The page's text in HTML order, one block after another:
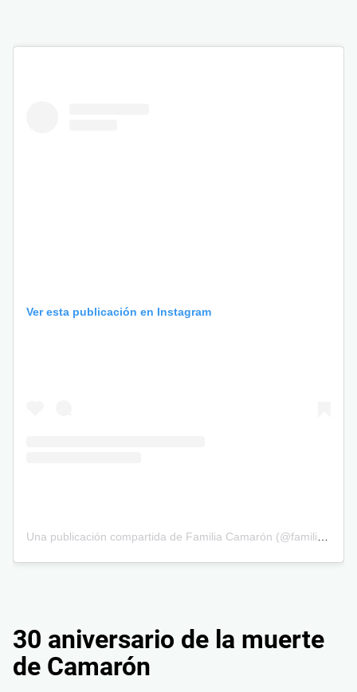
Ver esta publicación en Instagram
30 aniversario de la muerte
de Camarón